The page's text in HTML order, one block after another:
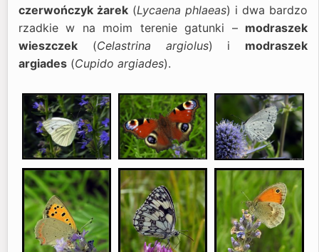
czerwończyk żarek (Lycaena phlaeas) i dwa bardzo
rzadkie w na moim terenie gatunki – modraszek
wieszczek (Celastrina argiolus) i modraszek
argiades (Cupido argiades).